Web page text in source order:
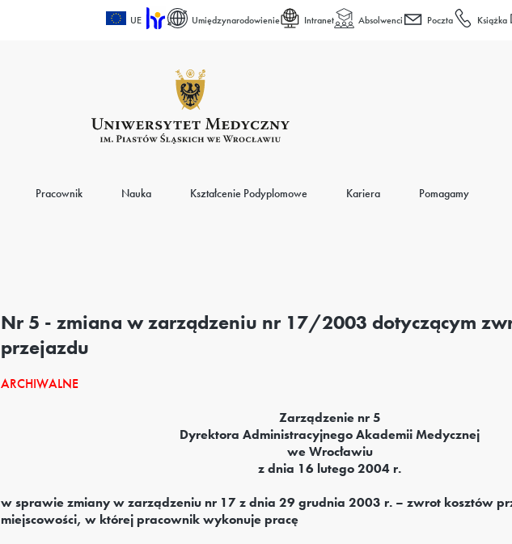
UE Umiędzynarodowienie Intranet Absolwenci Poczta Książka
Pracownik Nauka Kształcenie Podyplomowe Kariera Pomagamy
Nr 5 - zmiana w zarządzeniu nr 17/2003 dotyczącym
przejazdu
ARCHIWALNE
Zarządzenie nr 5
Dyrektora Administracyjnego Akademii Medycznej
we Wrocławiu
z dnia 16 lutego 2004 r.
w sprawie zmiany w zarządzeniu nr 17 z dnia 29 grudnia 2003 r. – zwrot kosztów
miejscowości, w której pracownik wykonuje pracę